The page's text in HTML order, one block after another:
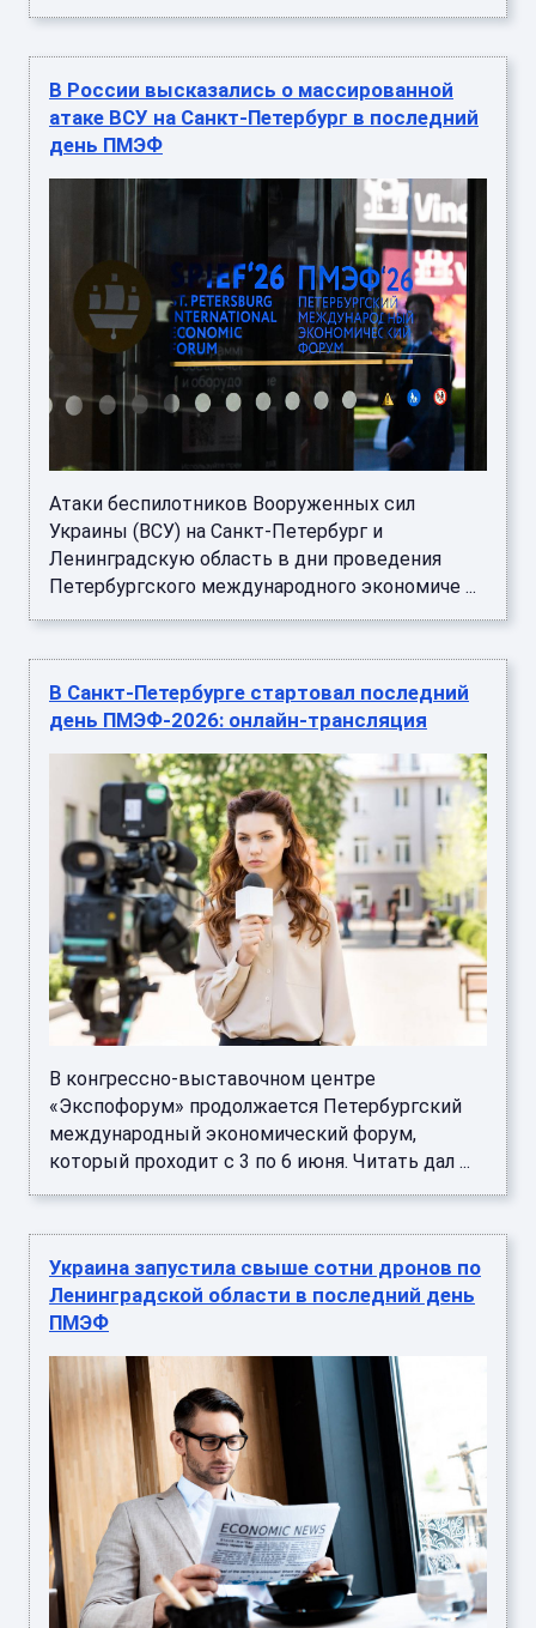
В России высказались о массированной
атаке ВСУ на Санкт-Петербург в последний
день ПМЭФ
Атаки беспилотников Вооруженных сил
Украины (ВСУ) на Санкт-Петербург и
Ленинградскую область в дни проведения
Петербургского международного экономиче ...
В Санкт-Петербурге стартовал последний
день ПМЭФ-2026: онлайн-трансляция
В конгрессно-выставочном центре
«Экспофорум» продолжается Петербургский
международный экономический форум,
который проходит с 3 по 6 июня. Читать дал ...
Украина запустила свыше сотни дронов по
Ленинградской области в последний день
ПМЭФ